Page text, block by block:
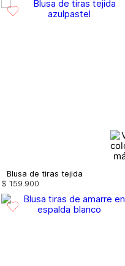
Blusa de tiras tejida
$ 159 900